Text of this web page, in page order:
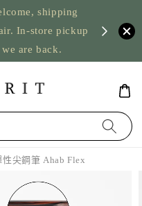
shipping
In-store pickup
are back.
US
尖鋼筆 Ahab Flex